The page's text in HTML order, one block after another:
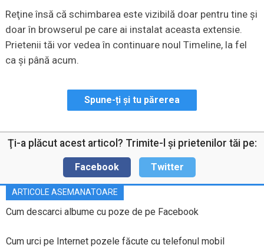
Reţine însă că schimbarea este vizibilă doar pentru tine şi
doar în browserul pe care ai instalat aceasta extensie.
Prietenii tăi vor vedea în continuare noul Timeline, la fel
ca şi până acum.
Spune-ți și tu părerea
Ţi-a plăcut acest articol? Trimite-l şi prietenilor tăi pe:
Facebook Twitter
ARTICOLE ASEMANATOARE
Cum descarci albume cu poze de pe Facebook
Cum urci pe Internet pozele făcute cu telefonul mobil